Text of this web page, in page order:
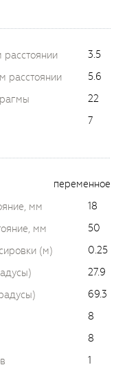
3.5
расстоянии
5.6
22
7
переменное
мм
18
мм
50
(м)
0.25
27.9
69.3
8
8
1